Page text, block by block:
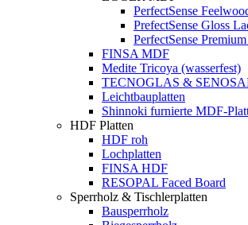
PerfectSense
PrefectSense Gloss
PerfectSense
FINSA MDF
Medite Tricoya (wasserfest)
TECNOGLAS &
Leichtbauplatten
Shinnoki furnierte MDF-
HDF Platten
HDF roh
Lochplatten
FINSA HDF
RESOPAL Faced Board
Sperrholz & Tischlerplatten
Bausperrholz